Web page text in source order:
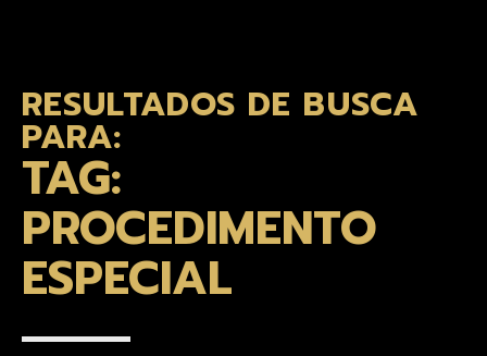
RESULTADOS DE BUSCA
PARA:
TAG:
PROCEDIMENTO
ESPECIAL